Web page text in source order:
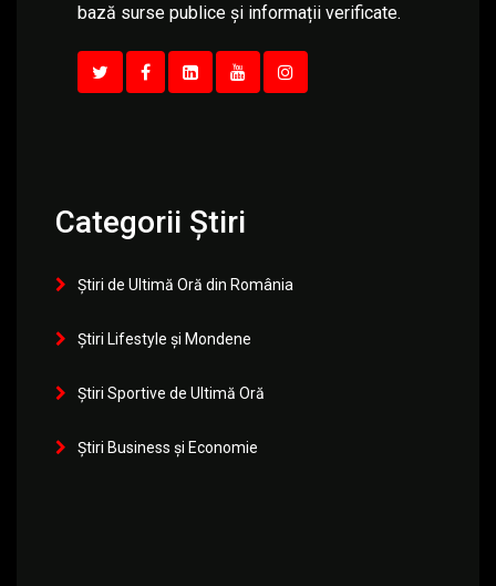
bază surse publice și informații verificate.
Categorii Știri
Știri de Ultimă Oră din România
Știri Lifestyle și Mondene
Știri Sportive de Ultimă Oră
Știri Business și Economie